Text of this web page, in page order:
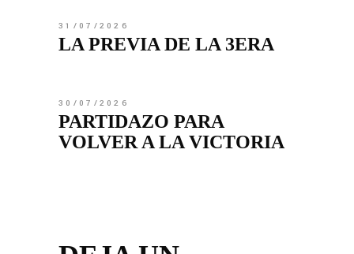
31/07/2026
LA PREVIA DE LA 3ERA
30/07/2026
PARTIDAZO PARA
VOLVER A LA VICTORIA